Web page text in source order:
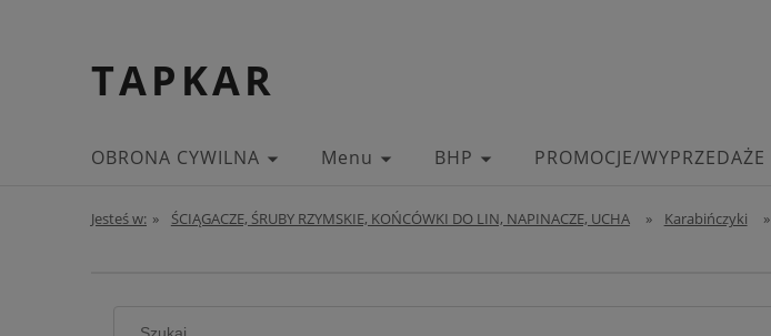
TAPKAR
OBRONA CYWILNA Menu BHP PROMOCJE/WYPRZEDAŻE
Jesteś w: » ŚCIĄGACZE, ŚRUBY RZYMSKIE, KOŃCÓWKI DO LIN, NAPINACZE, UCHA » Karabińczyki »